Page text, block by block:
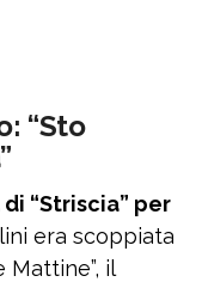
“Sto
“Striscia” per
era scoppiata
il